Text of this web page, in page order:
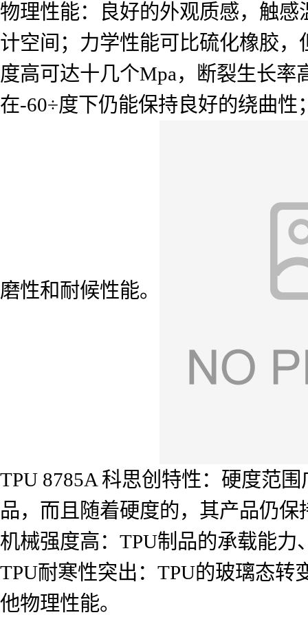
物理性能：良好的外观质感，触
计空间；力学性能可比硫化橡胶
度高可达十几个Mpa，断裂生长
在-60÷度下仍能保持良好的绕曲
磨性和耐候性能。
TPU 8785A 科思创特性：硬度范
品，而且随着硬度的，其产品仍
机械强度高：TPU制品的承载能
TPU耐寒性突出：TPU的玻璃态
他物理性能。